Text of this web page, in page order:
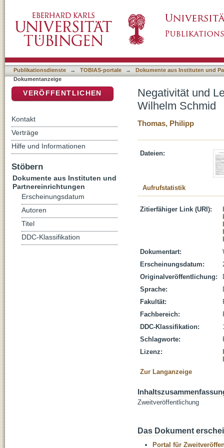
Publikationsdienste → TOBIAS-portale →
Dokumente aus Instituten und
Dokumentanzeige
Negativität und
Wilhelm Schmid
Thomas, Philipp
Dateien:
Aufrufstatistik
Zitierfähiger Link (URI):
Dokumentart:
Erscheinungsdatum:
Originalveröffentlichung:
Sprache:
Fakultät:
Fachbereich:
DDC-Klassifikation:
Schlagworte:
Lizenz:
Zur Langanzeige
Zweitveröffentlichung
Das Dokument
Portal für
VERÖFFENTLICHEN
Kontakt
Verträge
Hilfe und Informationen
Stöbern
Dokumente aus Instituten und
Partnereinrichtungen
Erscheinungsdatum
Autoren
Titel
DDC-Klassifikation